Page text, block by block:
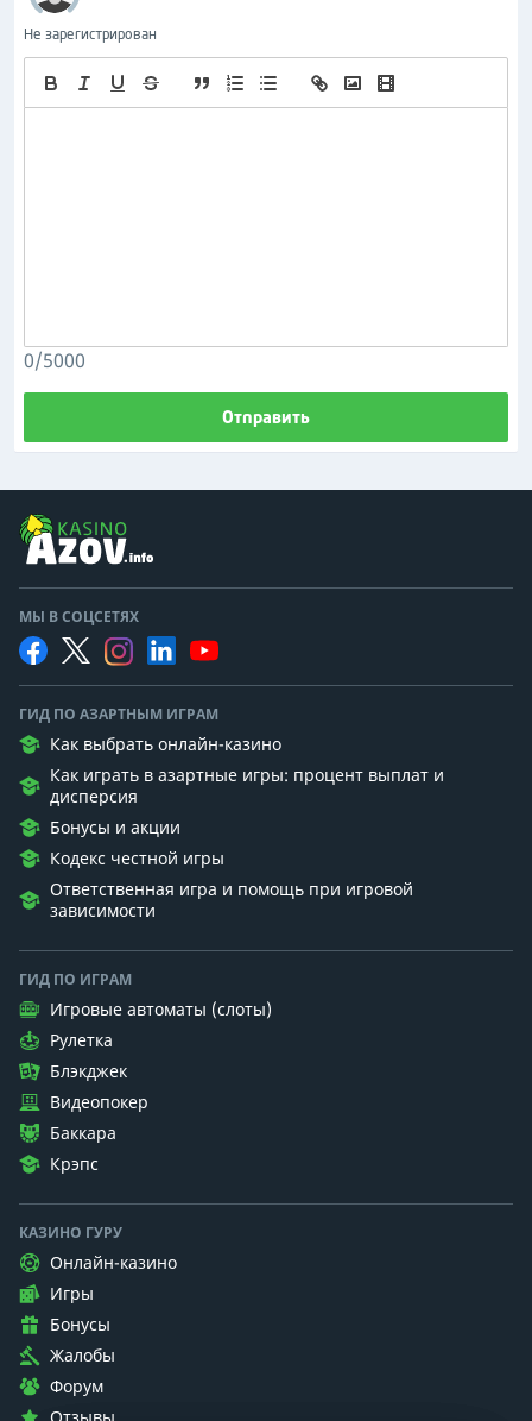
Не зарегистрирован
0/5000
Отправить
МЫ В СОЦСЕТЯХ
ГИД ПО АЗАРТНЫМ ИГРАМ
Как выбрать онлайн-казино
Как играть в азартные игры: процент выплат и
дисперсия
Бонусы и акции
Кодекс честной игры
Ответственная игра и помощь при игровой
зависимости
ГИД ПО ИГРАМ
Игровые автоматы (слоты)
Рулетка
Блэкджек
Видеопокер
Баккара
Крэпс
КАЗИНО ГУРУ
Онлайн-казино
Игры
Бонусы
Жалобы
Форум